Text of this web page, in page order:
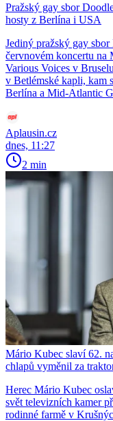
Pražský gay sbor
hosty z Berlína i USA
Jediný pražský gay
červnovém koncertu
Various Voices v
v Betlémské kapli, kam
Berlína a Mid-Atlantic
Aplausin.cz
dnes, 11:27
2 min
Mário Kubec slaví 62.
chlapů vyměnil za
Herec Mário Kubec
svět televizních kamer
rodinné farmě v